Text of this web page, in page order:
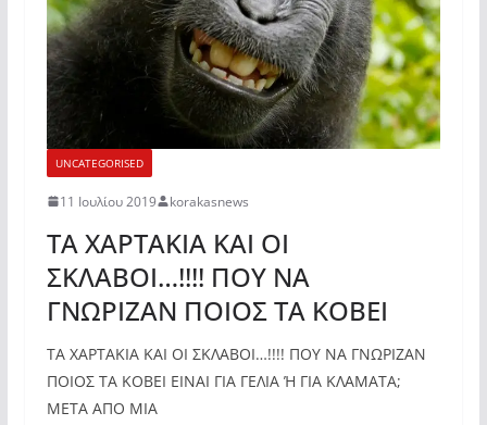
UNCATEGORISED
11 Ιουλίου 2019 korakasnews
ΤΑ ΧΑΡΤΑΚΙΑ ΚΑΙ ΟΙ
ΣΚΛΑΒΟΙ…!!!! ΠΟΥ ΝΑ
ΓΝΩΡΙΖΑΝ ΠΟΙΟΣ ΤΑ ΚΟΒΕΙ
ΤΑ ΧΑΡΤΑΚΙΑ ΚΑΙ ΟΙ ΣΚΛΑΒΟΙ…!!!! ΠΟΥ ΝΑ ΓΝΩΡΙΖΑΝ
ΠΟΙΟΣ ΤΑ ΚΟΒΕΙ ΕΙΝΑΙ ΓΙΑ ΓΕΛΙΑ Ή ΓΙΑ ΚΛΑΜΑΤΑ;
ΜΕΤΑ ΑΠΟ ΜΙΑ